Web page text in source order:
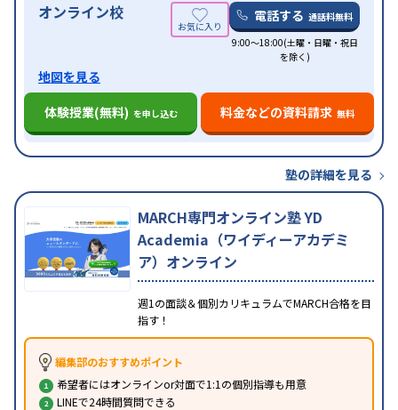
オンライン校 電話する 通話料無料
9:00～18:00(土曜・日曜・祝日
を除く)
地図を見る
体験授業(無料) を申し込む 料金などの資料請求 無料
塾の詳細を見る
MARCH専門オンライン塾 YD
Academia（ワイディーアカデミ
ア）オンライン
週1の面談＆個別カリキュラムでMARCH合格を目
指す！
編集部のおすすめポイント
希望者にはオンラインor対面で1:1の個別指導も用意
LINEで24時間質問できる